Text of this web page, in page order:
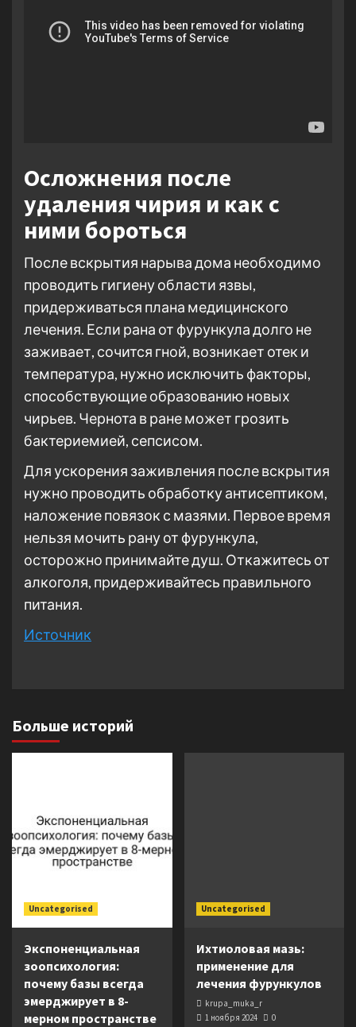
Осложнения после
удаления чирия и как с
ними бороться
После вскрытия нарыва дома необходимо
проводить гигиену области язвы,
придерживаться плана медицинского
лечения. Если рана от фурункула долго не
заживает, сочится гной, возникает отек и
температура, нужно исключить факторы,
способствующие образованию новых
чирьев. Чернота в ране может грозить
бактериемией, сепсисом.
Для ускорения заживления после вскрытия
нужно проводить обработку антисептиком,
наложение повязок с мазями. Первое время
нельзя мочить рану от фурункула,
осторожно принимайте душ. Откажитесь от
алкоголя, придерживайтесь правильного
питания.
Источник
Больше историй
Uncategorised
Экспоненциальная
зоопсихология:
почему базы всегда
эмерджирует в 8-
мерном пространстве
Uncategorised
Ихтиоловая мазь:
применение для
лечения фурункулов
krupa_muka_r
1 ноября 2024
0